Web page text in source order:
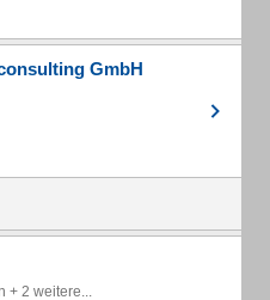
GmbH
+ 2 weitere...